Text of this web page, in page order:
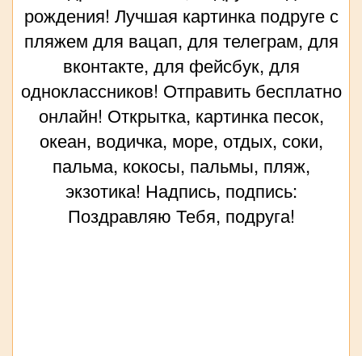
рождения! Лучшая картинка подруге с
пляжем для вацап, для телеграм, для
вконтакте, для фейсбук, для
одноклассников! Отправить бесплатно
онлайн! Открытка, картинка песок,
океан, водичка, море, отдых, соки,
пальма, кокосы, пальмы, пляж,
экзотика! Надпись, подпись:
Поздравляю Тебя, подруга!